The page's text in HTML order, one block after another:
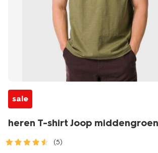
sale
heren T-shirt Joop middengroen
(5)